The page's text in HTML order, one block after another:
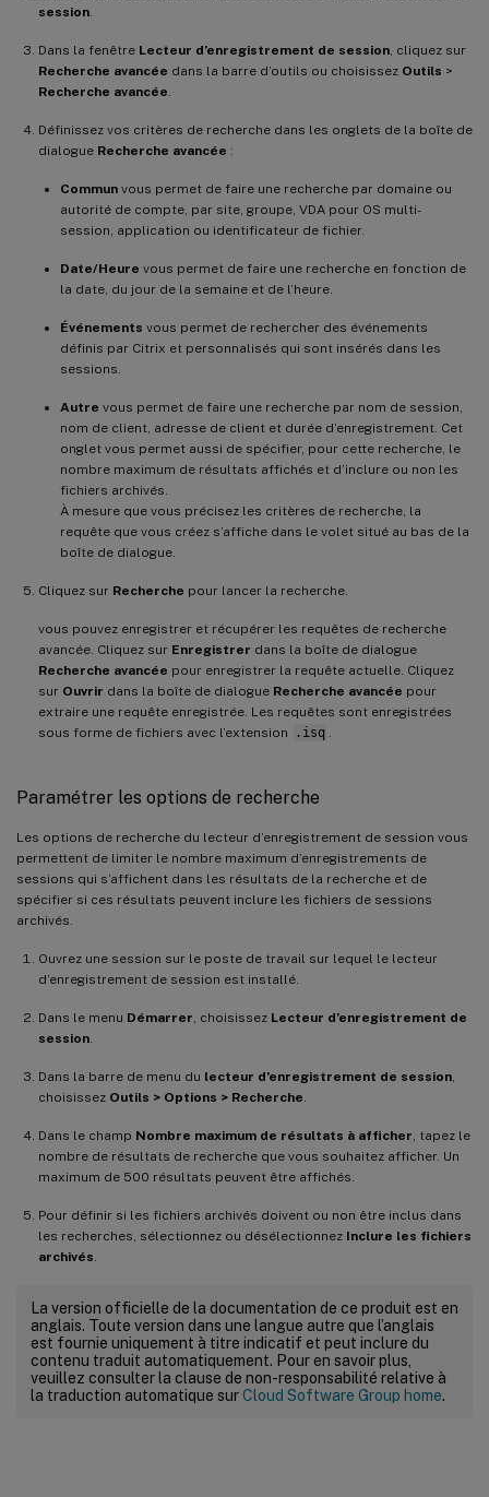
session
Dans la fenêtre Lecteur d’enregistrement de session , cliquez sur
Recherche avancée dans la barre d’outils ou choisissez Outils >
Recherche avancée
Définissez vos critères de recherche dans les onglets de la boîte de
dialogue Recherche avancée :
Commun vous permet de faire une recherche par domaine ou
autorité de compte, par site, groupe, VDA pour OS multi-
session, application ou identificateur de fichier.
Date/Heure vous permet de faire une recherche en fonction de
la date, du jour de la semaine et de l’heure.
Événements vous permet de rechercher des événements
définis par Citrix et personnalisés qui sont insérés dans les
sessions.
Autre vous permet de faire une recherche par nom de session,
nom de client, adresse de client et durée d’enregistrement. Cet
onglet vous permet aussi de spécifier, pour cette recherche, le
nombre maximum de résultats affichés et d’inclure ou non les
fichiers archivés.
À mesure que vous précisez les critères de recherche, la
requête que vous créez s’affiche dans le volet situé au bas de la
boîte de dialogue.
Cliquez sur Recherche pour lancer la recherche.
vous pouvez enregistrer et récupérer les requêtes de recherche
avancée. Cliquez sur Enregistrer dans la boîte de dialogue
Recherche avancée pour enregistrer la requête actuelle. Cliquez
sur Ouvrir dans la boîte de dialogue Recherche avancée pour
extraire une requête enregistrée. Les requêtes sont enregistrées
sous forme de fichiers avec l’extension
.isq
Paramétrer les options de recherche
Les options de recherche du lecteur d’enregistrement de session vous
permettent de limiter le nombre maximum d’enregistrements de
sessions qui s’affichent dans les résultats de la recherche et de
spécifier si ces résultats peuvent inclure les fichiers de sessions
archivés.
Ouvrez une session sur le poste de travail sur lequel le lecteur
d’enregistrement de session est installé.
Dans le menu Démarrer , choisissez Lecteur d’enregistrement de
session
Dans la barre de menu du lecteur d’enregistrement de session
choisissez Outils > Options > Recherche
Dans le champ Nombre maximum de résultats à afficher , tapez le
nombre de résultats de recherche que vous souhaitez afficher. Un
maximum de 500 résultats peuvent être affichés.
Pour définir si les fichiers archivés doivent ou non être inclus dans
les recherches, sélectionnez ou désélectionnez Inclure les fichiers
archivés
La version officielle de la documentation de ce produit est en
anglais. Toute version dans une langue autre que l’anglais
est fournie uniquement à titre indicatif et peut inclure du
contenu traduit automatiquement. Pour en savoir plus,
veuillez consulter la clause de non-responsabilité relative à
la traduction automatique surCloud Software Group home.